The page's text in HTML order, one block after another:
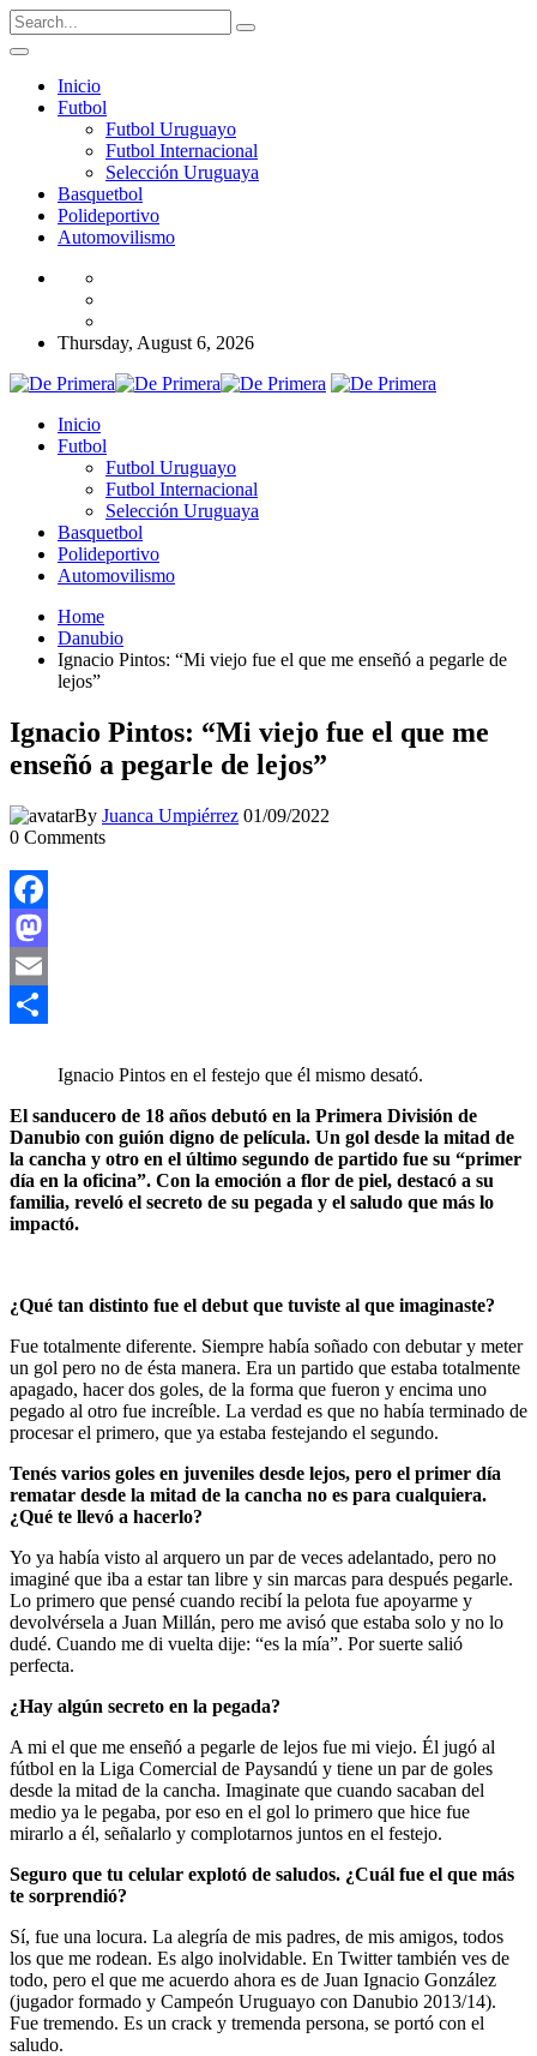
Inicio
Futbol
Futbol Uruguayo
Futbol Internacional
Selección Uruguaya
Basquetbol
Polideportivo
Automovilismo
Thursday, August 6, 2026
Inicio
Futbol
Futbol Uruguayo
Futbol Internacional
Selección Uruguaya
Basquetbol
Polideportivo
Automovilismo
Home
Danubio
Ignacio Pintos: “Mi viejo fue el que me enseñó a pegarle de
lejos”
Ignacio Pintos: “Mi viejo fue el que me
enseñó a pegarle de lejos”
By Juanca Umpiérrez 01/09/2022
0 Comments
Facebook
Mastodon
Email
Ignacio Pintos en el festejo que él mismo desató.
El sanducero de 18 años debutó en la Primera División de
Danubio con guión digno de película. Un gol desde la mitad de
la cancha y otro en el último segundo de partido fue su “primer
día en la oficina”. Con la emoción a flor de piel, destacó a su
familia, reveló el secreto de su pegada y el saludo que más lo
impactó.
¿Qué tan distinto fue el debut que tuviste al que imaginaste?
Fue totalmente diferente. Siempre había soñado con debutar y meter
un gol pero no de ésta manera. Era un partido que estaba totalmente
apagado, hacer dos goles, de la forma que fueron y encima uno
pegado al otro fue increíble. La verdad es que no había terminado de
procesar el primero, que ya estaba festejando el segundo.
Tenés varios goles en juveniles desde lejos, pero el primer día
rematar desde la mitad de la cancha no es para cualquiera.
¿Qué te llevó a hacerlo?
Yo ya había visto al arquero un par de veces adelantado, pero no
imaginé que iba a estar tan libre y sin marcas para después pegarle.
Lo primero que pensé cuando recibí la pelota fue apoyarme y
devolvérsela a Juan Millán, pero me avisó que estaba solo y no lo
dudé. Cuando me di vuelta dije: “es la mía”. Por suerte salió
perfecta.
¿Hay algún secreto en la pegada?
A mi el que me enseñó a pegarle de lejos fue mi viejo. Él jugó al
fútbol en la Liga Comercial de Paysandú y tiene un par de goles
desde la mitad de la cancha. Imaginate que cuando sacaban del
medio ya le pegaba, por eso en el gol lo primero que hice fue
mirarlo a él, señalarlo y complotarnos juntos en el festejo.
Seguro que tu celular explotó de saludos. ¿Cuál fue el que más
te sorprendió?
Sí, fue una locura. La alegría de mis padres, de mis amigos, todos
los que me rodean. Es algo inolvidable. En Twitter también ves de
todo, pero el que me acuerdo ahora es de Juan Ignacio González
(jugador formado y Campeón Uruguayo con Danubio 2013/14).
Fue tremendo. Es un crack y tremenda persona, se portó con el
saludo.